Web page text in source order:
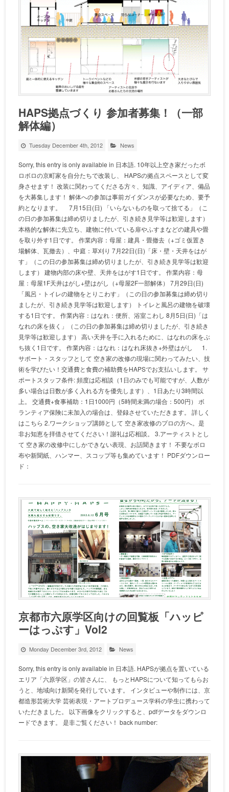
HAPS拠点づくり 参加者募集！（一部
解体編）
Tuesday December 4th, 2012 News
Sorry, this entry is only available in 日本語. 10年以上空き家だったボ
ロボロの京町家を自分たちで改装し、 HAPSの拠点スペースとして変
身させます！ 改装に関わってくださる方々、知識、アイディア、備品
を大募集します！ 解体への参加は事前ガイダンスが必要なため、要予
約となります。 7月15日(日) 「いらないものを取って捨てる」（こ
の日の参加募集は締め切りましたが、引き続き見学等は歓迎します）
本格的な解体に先立ち、建物に付いている扉やふすまなどの建具や畳
を取り外す1日です。 作業内容：母屋：建具・畳撤去（+ゴミ仮置き
場解体、瓦撤去）、中庭：草刈り 7月22日(日)「床・壁・天井をはが
す」（この日の参加募集は締め切りましたが、引き続き見学等は歓迎
します） 建物内部の床や壁、天井をはがす1日です。 作業内容：母
屋：母屋1F天井はがし+壁はがし（+母屋2F一部解体） 7月29日(日)
「風呂・トイレの建物をとりこわす」（この日の参加募集は締め切り
ましたが、引き続き見学等は歓迎します） トイレと風呂の建物を破壊
する1日です。 作業内容：はなれ：便所、浴室こわし 8月5日(日)「は
なれの床を抜く」（この日の参加募集は締め切りましたが、引き続き
見学等は歓迎します） 高い天井を手に入れるために、はなれの床をぶ
ち抜く1日です。 作業内容：はなれ：はなれ床抜き+外壁はがし 1.
サポート・スタッフとして 空き家の改修の現場に関わってみたい、技
術を学びたい！交通費と食費の補助費をHAPSでお支払いします。 サ
ポートスタッフ条件: 頻度は応相談（1日のみでも可能ですが、人数が
多い場合は日数が多く入れる方を優先します）、1日あたり3時間以
上。 交通費+食事補助：1日1000円（5時間未満の場合：500円） ボ
ランティア保険に未加入の場合は、登録させていただきます。 詳しく
はこちら 2.ワークショップ講師として 空き家改修のプロの方へ。是
非お知恵を拝借させてください！謝礼は応相談。 3.アーティストとし
て 空き家の改修中にしかできない表現、お話聞きます！ 不要なボロ
布や新聞紙、ハンマー、スコップ等も集めています！ PDFダウンロー
ド：
京都市六原学区向けの回覧板「ハッピ
ーはっぷす」Vol2
Monday December 3rd, 2012 News
Sorry, this entry is only available in 日本語. HAPSが拠点を置いている
エリア「六原学区」の皆さんに、 もっとHAPSについて知ってもらお
うと、地域向け新聞を発行しています。 インタビューや制作には、京
都造形芸術大学 芸術表現・アートプロデュース学科の学生に携わって
いただきました。 以下画像をクリックすると、pdfデータをダウンロ
ードできます。 是非ご覧ください！ back number: